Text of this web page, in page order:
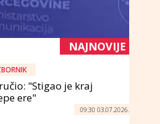
NAJNOVIJE
"Stigao je kraj
ere"
09:30 03.07.2026.